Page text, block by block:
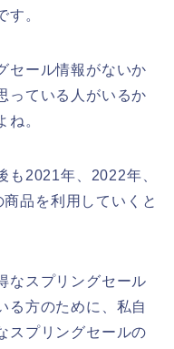
す。
セール情報がないか
っている人がいるか
ね。
も2021年、2022年、
品を利用していくと
なスプリングセール
る方のために、私自
スプリングセールの